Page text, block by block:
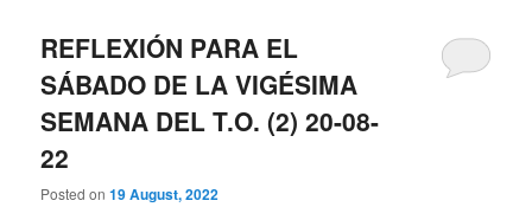
REFLEXIÓN PARA EL
SÁBADO DE LA VIGÉSIMA
SEMANA DEL T.O. (2) 20-08-
22
Posted on19 August, 2022